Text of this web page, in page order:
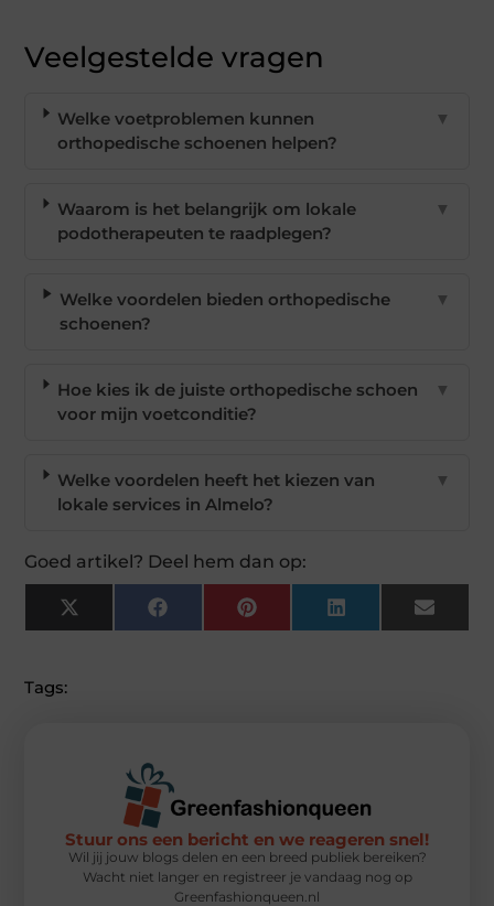
Veelgestelde vragen
Welke voetproblemen kunnen
orthopedische schoenen helpen?
▼
Waarom is het belangrijk om lokale
podotherapeuten te raadplegen?
▼
Welke voordelen bieden orthopedische
schoenen?
▼
Hoe kies ik de juiste orthopedische schoen
voor mijn voetconditie?
▼
Welke voordelen heeft het kiezen van
lokale services in Almelo?
▼
Goed artikel? Deel hem dan op:
X
(Twitter)
FacebookPinterest LinkedIn Email
Tags:
Stuur ons een bericht en we reageren snel!
Wil jij jouw blogs delen en een breed publiek bereiken?
Wacht niet langer en registreer je vandaag nog op
Greenfashionqueen.nl